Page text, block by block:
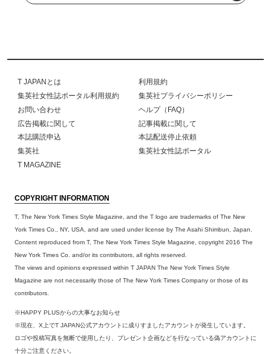
T JAPANとは
利用規約
集英社女性誌ポータル利用規約
集英社プライバシーポリシー
お問い合わせ
ヘルプ（FAQ）
広告掲載に関して
記事掲載に関して
本誌購読申込
本誌配送停止依頼
集英社
集英社女性誌ポータル
T MAGAZINE
COPYRIGHT INFORMATION
T, The New York Times Style Magazine, and the T logo are trademarks of The New
York Times Co., NY, USA, and are used under license by The Asahi Shimbun, Japan.
Content reproduced from T, The New York Times Style Magazine, copyright 2016 The
New York Times Co. and/or its contributors, all rights reserved.
The views and opinions expressed within T JAPAN The New York Times Style
Magazine are not necessarily those of The New York Times Company or those of its
contributors.
※HAPPY PLUSからの大事なお知らせ
※現在、X上でT JAPAN公式アカウントに成りすましたアカウントが発生しています。
ロゴや投稿写真を無断で使用したり、プレゼント企画などを行なっている偽アカウントに
十分ご注意ください。